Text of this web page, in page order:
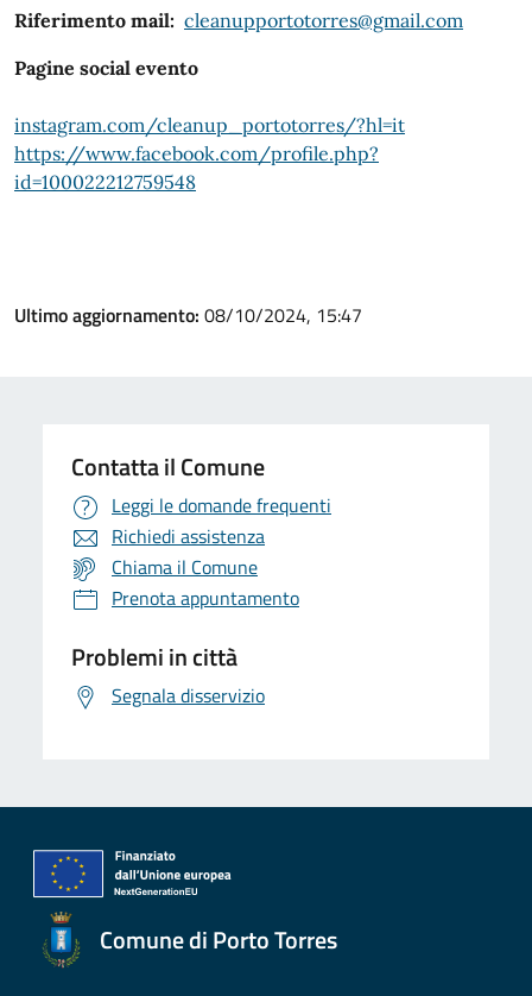
Riferimento mail: cleanupportotorres@gmail.com
Pagine social evento
instagram.com/cleanup_portotorres/?hl=it
https://www.facebook.com/profile.php?
id=100022212759548
Ultimo aggiornamento: 08/10/2024, 15:47
Contatta il Comune
Leggi le domande frequenti
Richiedi assistenza
Chiama il Comune
Prenota appuntamento
Problemi in città
Segnala disservizio
Comune di Porto Torres